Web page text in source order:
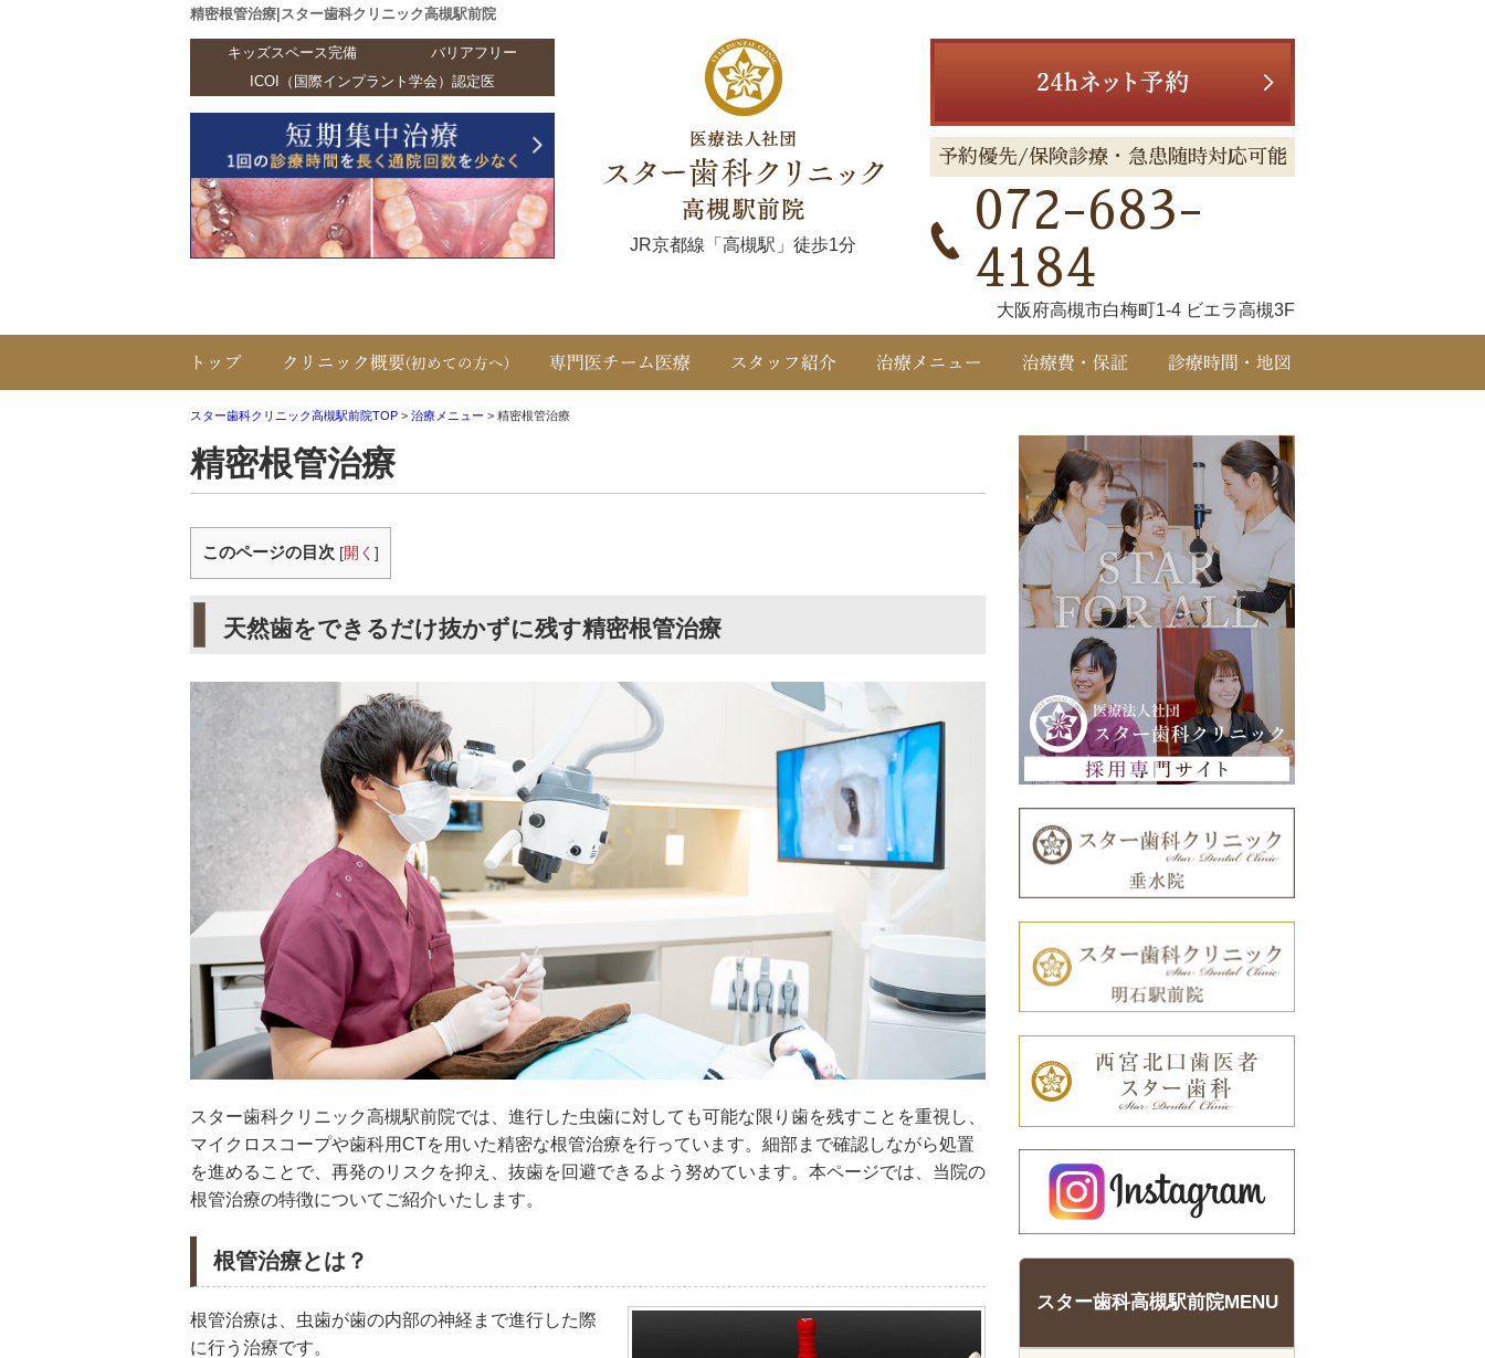
精密根管治療|スター歯科クリニック高槻駅前院
キッズスペース完備
バリアフリー
ICOI（国際インプラント学会）認定医
JR京都線「高槻駅」徒歩1分
予約優先/保険診療・急患随時対応可能
072-683-
4184
大阪府高槻市白梅町1-4 ビエラ高槻3F
スター歯科クリニック高槻駅前院TOP > 治療メニュー > 精密根管治療
精密根管治療
このページの目次 [開く ]
天然歯をできるだけ抜かずに残す精密根管治療
スター歯科クリニック高槻駅前院では、進行した虫歯に対しても可能な限り歯を残すことを重視し、
マイクロスコープや歯科用CTを用いた精密な根管治療を行っています。細部まで確認しながら処置
を進めることで、再発のリスクを抑え、抜歯を回避できるよう努めています。本ページでは、当院の
根管治療の特徴についてご紹介いたします。
根管治療とは？
根管治療は、虫歯が歯の内部の神経まで進行した際
に行う治療です。
スター歯科高槻駅前院MENU